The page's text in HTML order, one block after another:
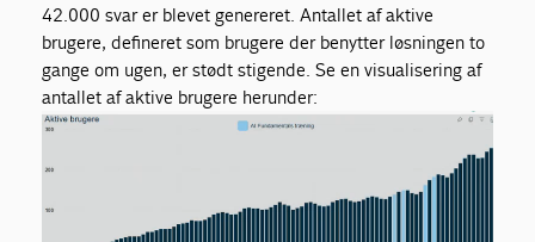
42.000 svar er blevet genereret. Antallet af aktive
brugere, defineret som brugere der benytter løsningen to
gange om ugen, er stødt stigende. Se en visualisering af
antallet af aktive brugere herunder: